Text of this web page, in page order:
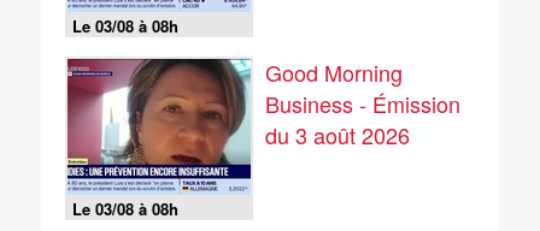
Le 03/08 à 08h
Le 03/08 à 08h
Good Morning
Business - Émission
du 3 août 2026